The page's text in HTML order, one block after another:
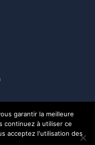
garantir la meilleure
continuez à utiliser ce
acceptez l'utilisation des